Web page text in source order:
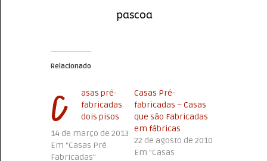
pascoa
Relacionado
C
asas pré-
fabricadas
dois pisos
14 de março de 2013
Em "Casas Pré
Fabricadas"
Casas Pré-
fabricadas – Casas
que são Fabricadas
em fábricas
22 de agosto de 2010
Em "Casas